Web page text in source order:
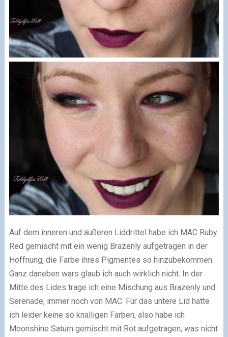
Auf dem inneren und äußeren Liddrittel habe ich MAC Ruby
Red gemischt mit ein wenig Brazenly aufgetragen in der
Hoffnung, die Farbe ihres Pigmentes so hinzubekommen.
Ganz daneben wars glaub ich auch wirklich nicht. In der
Mitte des Lides trage ich eine Mischung aus Brazenly und
Serenade, immer noch von MAC. Für das untere Lid hatte
ich leider keine so knalligen Farben, also habe ich
Moonshine Saturn gemischt mit Rot aufgetragen, was nicht